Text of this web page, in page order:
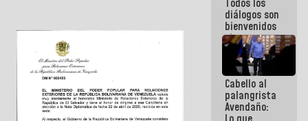
presencial
para el
diálogo
Todos los
diálogos son
bienvenidos
siempre que
estén en el
marco de la
Constitución
de la
República
Cabello al
palangrista
Avendaño: